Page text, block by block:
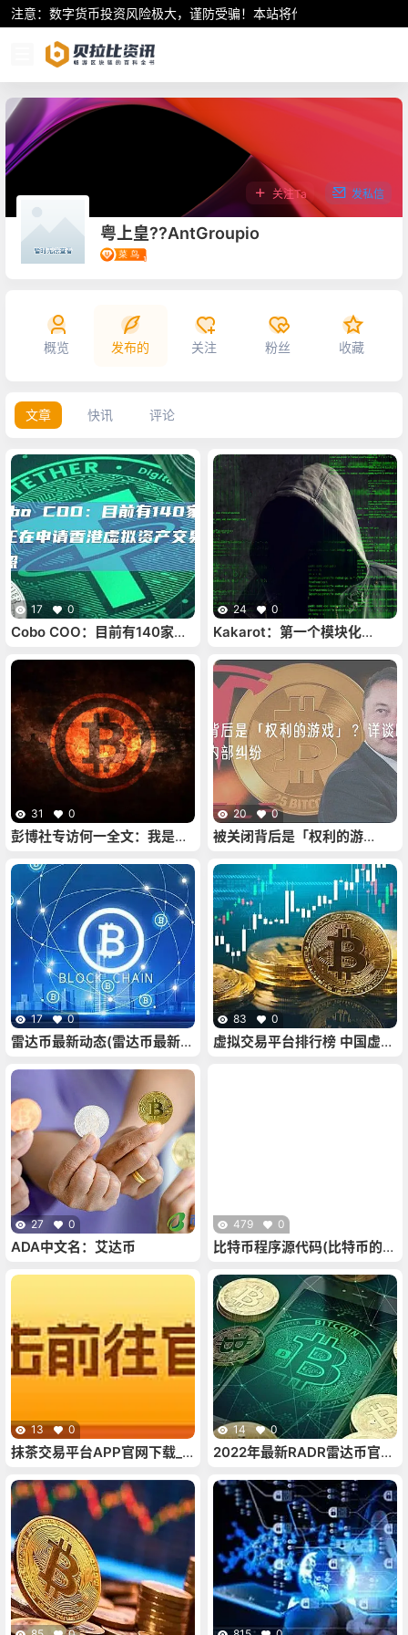
注意：数字货币投资风险极大，谨防受骗！本站将作为行业资讯共享
粤上皇??AntGroupio
关注Ta 发私信
概览 发布的 关注 粉丝 收藏
文章 快讯 评论
17 0
Cobo COO：目前有140家企
所牌照
24 0
Kakarot：第一个模块化
31 0
彭博社专访何一全文：我是将
20 0
被关闭背后是「权利的游
部纠纷
17 0
雷达币最新动态(雷达币最新资
83 0
虚拟交易平台排行榜 中国虚拟
27 0
ADA中文名：艾达币
479 0
比特币程序源代码(比特币的源
13 0
抹茶交易平台APP官网下载_
14 0
2022年最新RADR雷达币官网
格）